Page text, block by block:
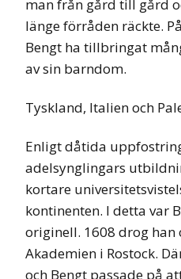
man från gård till gård
länge förråden räckte.
Bengt ha tillbringat
av sin barndom.
Tyskland, Italien och
Enligt dåtida
adelsynglingars
kortare
kontinenten. I detta var
originell. 1608 drog
Akademien i Rostock.
och Bengt passade på